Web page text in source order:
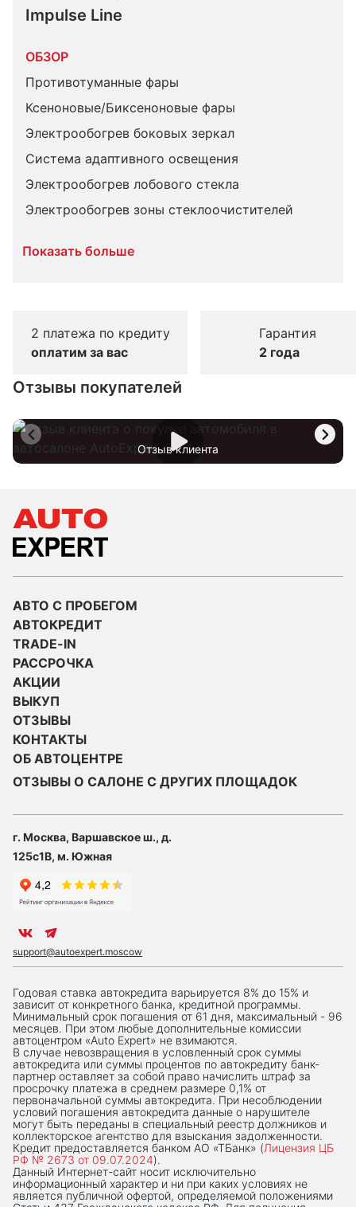
Impulse Line
ОБЗОР
Противотуманные фары
Ксеноновые/Биксеноновые фары
Электрообогрев боковых зеркал
Система адаптивного освещения
Электрообогрев лобового стекла
Электрообогрев зоны стеклоочистителей
Показать больше
2 платежа по кредиту
оплатим за вас
Гарантия
2 года
Отзывы покупателей
Отзыв клиента
АВТО С ПРОБЕГОМ
АВТОКРЕДИТ
TRADE-IN
РАССРОЧКА
АКЦИИ
ВЫКУП
ОТЗЫВЫ
КОНТАКТЫ
ОБ АВТОЦЕНТРЕ
ОТЗЫВЫ О САЛОНЕ С ДРУГИХ ПЛОЩАДОК
г. Москва, Варшавское ш., д.
125с1В, м. Южная
support@autoexpert.moscow
Годовая ставка автокредита варьируется 8% до 15% и
зависит от конкретного банка, кредитной программы.
Минимальный срок погашения от 61 дня, максимальный - 96
месяцев. При этом любые дополнительные комиссии
автоцентром «Auto Expert» не взимаются.
В случае невозвращения в условленный срок суммы
автокредита или суммы процентов по автокредиту банк-
партнер оставляет за собой право начислить штраф за
просрочку платежа в среднем размере 0,1% от
первоначальной суммы автокредита. При несоблюдении
условий погашения автокредита данные о нарушителе
могут быть переданы в специальный реестр должников и
коллекторское агентство для взыскания задолженности.
Кредит предоставляется банком АО «ТБанк» (Лицензия ЦБ
РФ № 2673 от 09.07.2024).
Данный Интернет-сaйт носит исключительно
информационный характер и ни при каких условиях не
является публичной офертой, определяемой положениями